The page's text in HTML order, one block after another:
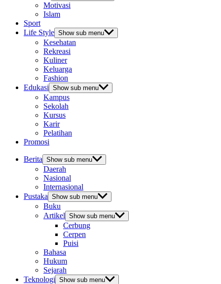
Motivasi
Islam
Sport
Life Style Show sub menu
Kesehatan
Rekreasi
Kuliner
Keluarga
Fashion
Edukasi Show sub menu
Kampus
Sekolah
Kursus
Karir
Pelatihan
Promosi
Berita Show sub menu
Daerah
Nasional
Internasional
Pustaka Show sub menu
Buku
Artikel Show sub menu
Cerbung
Cerpen
Puisi
Bahasa
Hukum
Sejarah
Teknologi Show sub menu